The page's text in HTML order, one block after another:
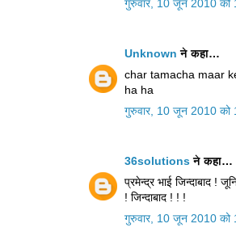
गुरुवार, 10 जून 2010
Unknown ने कहा…
char tamacha maar
ha ha
गुरुवार, 10 जून 2010
36solutionsने कहा…
प्रमेन्द्र भाई जिन्‍दाबाद !
! जिन्‍दाबाद ! ! !
गुरुवार, 10 जून 2010